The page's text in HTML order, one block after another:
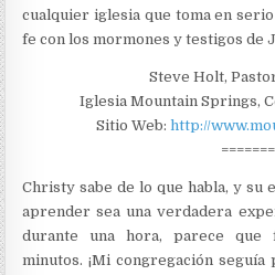
cualquier iglesia que toma en
fe con los mormones y testigos de
Steve Holt,
Iglesia Mountain Springs,
Sitio Web: http://
=======
Christy sabe de lo que habla, y su
aprender sea una verdadera
durante una hora, parece que
minutos. ¡Mi congregación seguía